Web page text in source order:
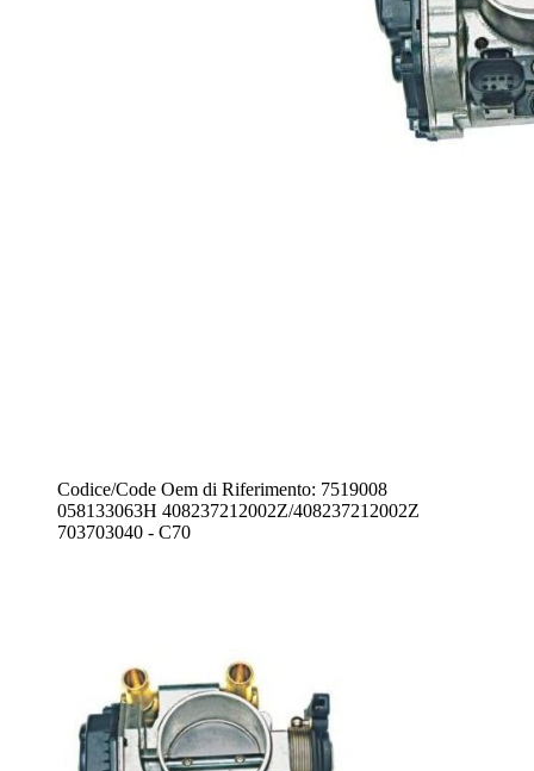
Codice/Code Oem di Riferimento: 7519008
058133063H 408237212002Z/408237212002Z
703703040 - C70